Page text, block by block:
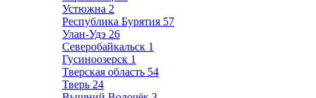
Устюжна 2
Республика Бурятия 57
Улан-Удэ 26
Северобайкальск 1
Гусиноозерск 1
Тверская область 54
Тверь 24